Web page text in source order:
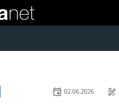
draw
event 02.06.2026